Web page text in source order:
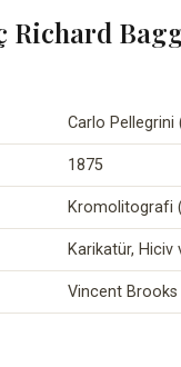
Richard
Carlo Pellegrini
1875
Kromolitografi
Karikatür, Hiciv
Vincent Brooks